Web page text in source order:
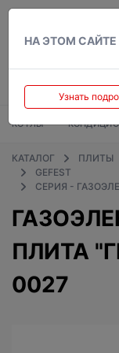
НА ЭТОМ
Узнать
КОТЛЫ
КАТАЛОГ ПЛИТЫ
GEFEST
СЕРИЯ -
ПЛИТА
0027